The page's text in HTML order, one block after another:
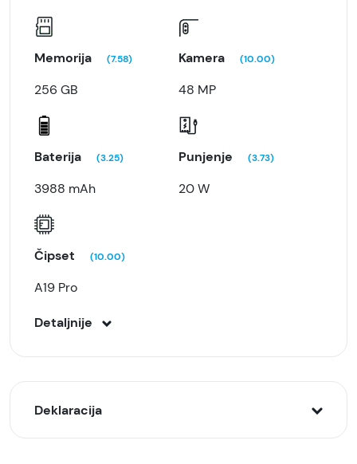
Memorija (7.58)
256 GB
Kamera (10.00)
48 MP
Baterija (3.25)
3988 mAh
Punjenje (3.73)
20 W
Čipset (10.00)
A19 Pro
Detaljnije
Deklaracija